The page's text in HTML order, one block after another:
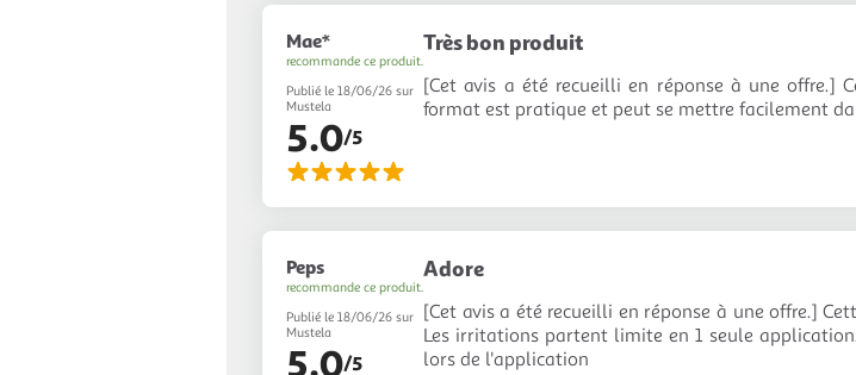
Mae*
recommande ce produit.
Publié le 18/06/26 sur
Mustela
5.0/5
Très bon produit
[Cet avis a été recueilli en réponse à une offre.]
format est pratique et peut se mettre facilement
Peps
recommande ce produit.
Publié le 18/06/26 sur
Mustela
5.0/5
Adore
[Cet avis a été recueilli en réponse à une offre.]
Les irritations partent limite en 1 seule
lors de l'application